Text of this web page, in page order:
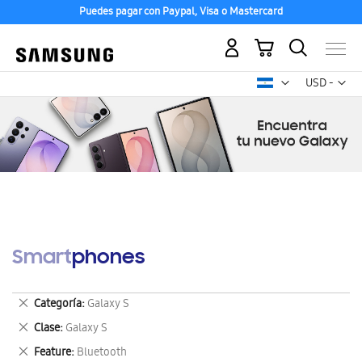
Puedes pagar con Paypal, Visa o Mastercard
USD -
dólar
Mi carrito
Smartphones
Categoría Galaxy S
Eliminar
este
artículo
Clase Galaxy S
Eliminar
este
Feature Bluetooth
Eliminar